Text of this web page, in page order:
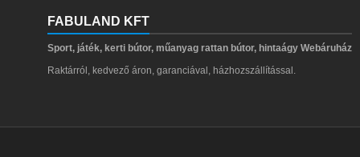
FABULAND KFT
Sport, játék, kerti bútor, műanyag rattan bútor, hintaágy Webáruház
Raktárról, kedvező áron, garanciával, házhozszállítással.